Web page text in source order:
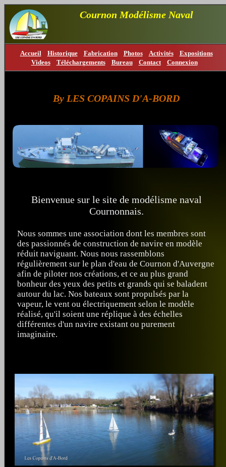
Cournon Modélisme Naval
Accueil Historique Fabrication Photos Activités
Expositions
Videos
Téléchargements Bureau Contact Connexion
By LES COPAINS D'A-BORD
Bienvenue sur le site de modélisme naval
Cournonnais.
Nous sommes une association dont les membres sont
des passionnés de construction de navire en modèle
réduit naviguant. Nous nous rassemblons
régulièrement sur le plan d'eau de Cournon d'Auvergne
afin de piloter nos créations, et ce au plus grand
bonheur des yeux des petits et grands qui se baladent
autour du lac. Nos bateaux sont propulsés par la
vapeur, le vent ou électriquement selon le modèle
réalisé, qu'il soient une réplique à des échelles
différentes d'un navire existant ou purement
imaginaire.